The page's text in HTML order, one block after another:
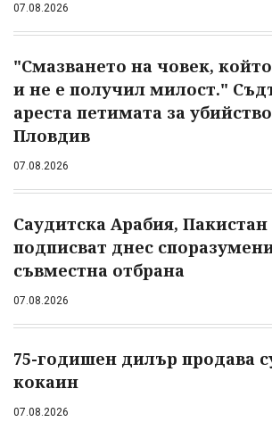
07.08.2026
"Смазването на човек,
и не е получил милост."
ареста петимата за
Пловдив
07.08.2026
Саудитска Арабия,
подписват днес
съвместна отбрана
07.08.2026
75-годишен дилър продава
кокаин
07.08.2026